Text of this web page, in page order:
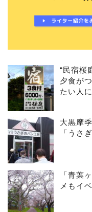
“民宿桜
夕食が
たい人
大黒摩
「うさ
「青葉
メもイ